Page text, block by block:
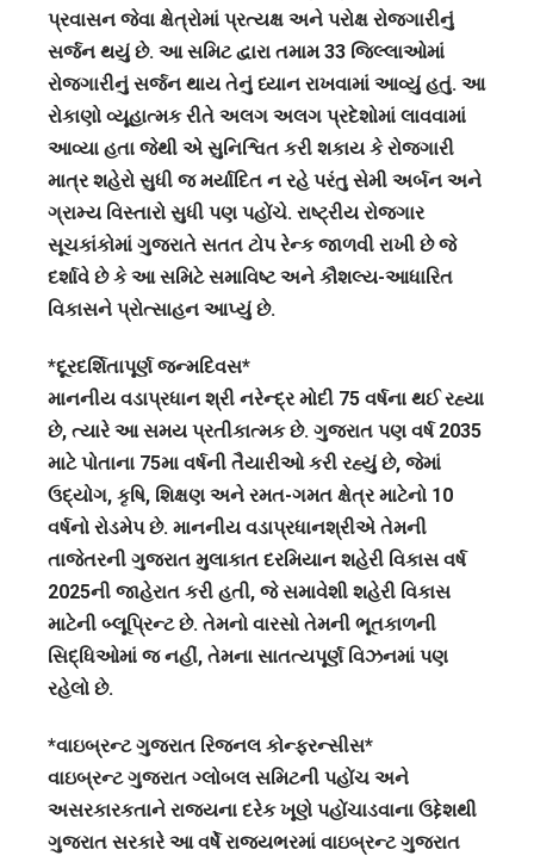
પ્રવાસન જેવા ક્ષેત્રોમાં પ્રત્યક્ષ અને પરોક્ષ રોજગારીનું
સર્જન થયું છે. આ સમિટ દ્વારા તમામ 33 જિલ્લાઓમાં
રોજગારીનું સર્જન થાય તેનું ધ્યાન રાખવામાં આવ્યું હતું. આ
રોકાણો વ્યૂહાત્મક રીતે અલગ અલગ પ્રદેશોમાં લાવવામાં
આવ્યા હતા જેથી એ સુનિશ્વિત કરી શકાય કે રોજગારી
માત્ર શહેરો સુધી જ મર્યાદિત ન રહે પરંતુ સેમી અર્બન અને
ગ્રામ્ય વિસ્તારો સુધી પણ પહોંચે. રાષ્ટ્રીય રોજગાર
સૂચકાંકોમાં ગુજરાતે સતત ટોપ રેન્ક જાળવી રાખી છે જે
દર્શાવે છે કે આ સમિટે સમાવિષ્ટ અને કૌશલ્ય-આધારિત
વિકાસને પ્રોત્સાહન આપ્યું છે.
*દૂરદર્શિતાપૂર્ણ જન્મદિવસ*
માનનીય વડાપ્રધાન શ્રી નરેન્દ્ર મોદી 75 વર્ષના થઈ રહ્યા
છે, ત્યારે આ સમય પ્રતીકાત્મક છે. ગુજરાત પણ વર્ષ 2035
માટે પોતાના 75મા વર્ષની તૈયારીઓ કરી રહ્યું છે, જેમાં
ઉદ્યોગ, કૃષિ, શિક્ષણ અને રમત-ગમત ક્ષેત્ર માટેનો 10
વર્ષનો રોડમેપ છે. માનનીય વડાપ્રધાનશ્રીએ તેમની
તાજેતરની ગુજરાત મુલાકાત દરમિયાન શહેરી વિકાસ વર્ષ
2025ની જાહેરાત કરી હતી, જે સમાવેશી શહેરી વિકાસ
માટેની બ્લૂપ્રિન્ટ છે. તેમનો વારસો તેમની ભૂતકાળની
સિદ્ધિઓમાં જ નહીં, તેમના સાતત્યપૂર્ણ વિઝનમાં પણ
રહેલો છે.
*વાઇબ્રન્ટ ગુજરાત રિજનલ કોન્ફરન્સીસ*
વાઇબ્રન્ટ ગુજરાત ગ્લોબલ સમિટની પહોંચ અને
અસરકારકતાને રાજ્યના દરેક ખૂણે પહોંચાડવાના ઉદ્દેશથી
ગુજરાત સરકારે આ વર્ષે રાજ્યભરમાં વાઇબ્રન્ટ ગુજરાત